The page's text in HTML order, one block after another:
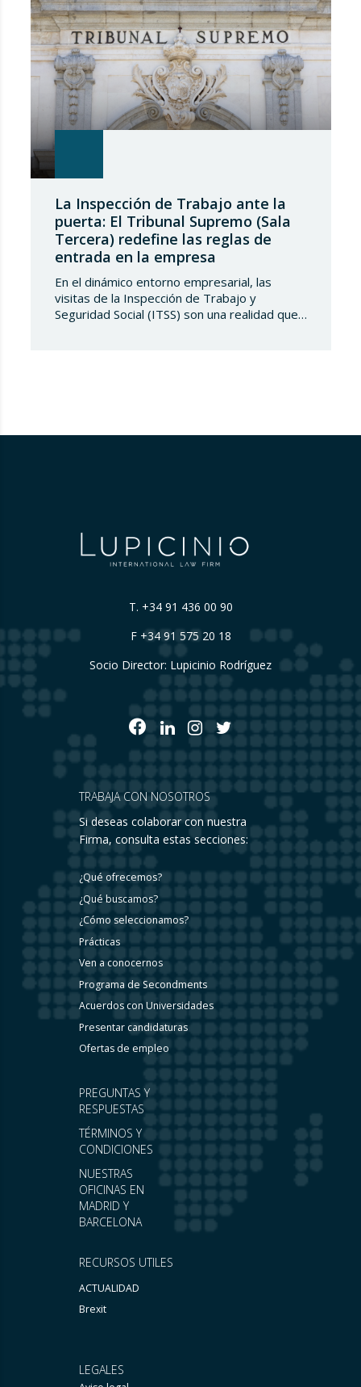
La Inspección de Trabajo ante la
puerta: El Tribunal Supremo (Sala
Tercera) redefine las reglas de
entrada en la empresa
En el dinámico entorno empresarial, las
visitas de la Inspección de Trabajo y
Seguridad Social (ITSS) son una realidad que
T. +34 91 436 00 90
F +34 91 575 20 18
Socio Director: Lupicinio Rodríguez
RECURSOS UTILES
ACTUALIDAD
Brexit
PREGUNTAS Y
RESPUESTAS
TÉRMINOS Y
CONDICIONES
NUESTRAS
OFICINAS EN
MADRID Y
BARCELONA
TRABAJA CON NOSOTROS
Si deseas colaborar con nuestra
Firma, consulta estas secciones:
¿Qué ofrecemos?
¿Qué buscamos?
¿Cómo seleccionamos?
Prácticas
Ven a conocernos
Programa de Secondments
Acuerdos con Universidades
Presentar candidaturas
Ofertas de empleo
LEGALES